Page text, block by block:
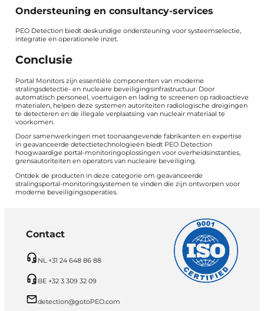
Ondersteuning en consultancy-services
PEO Detection biedt deskundige ondersteuning voor systeemselectie,
integratie en operationele inzet.
Conclusie
Portal Monitors zijn essentiële componenten van moderne
stralingsdetectie- en nucleaire beveiligingsinfrastructuur. Door
automatisch personeel, voertuigen en lading te screenen op radioactieve
materialen, helpen deze systemen autoriteiten radiologische dreigingen
te detecteren en de illegale verplaatsing van nucleair materiaal te
voorkomen.
Door samenwerkingen met toonaangevende fabrikanten en expertise
in geavanceerde detectietechnologieën biedt PEO Detection
hoogwaardige portal-monitoringoplossingen voor overheidsinstanties,
grensautoriteiten en operators van nucleaire beveiliging.
Ontdek de producten in deze categorie om geavanceerde
stralingsportal-monitoringsystemen te vinden die zijn ontworpen voor
moderne beveiligingsoperaties.
Contact
NL +31 24 648 86 88
BE +32 3 309 32 09
detection@gotoPEO.com